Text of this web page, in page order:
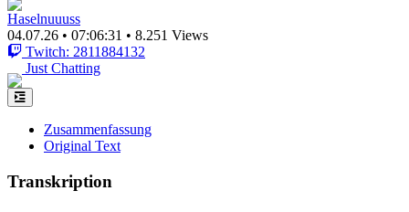
Haselnuuuss
04.07.26 • 07:06:31 • 8.251 Views
Twitch: 2811884132
Just Chatting
Zusammenfassung
Original Text
Transkription